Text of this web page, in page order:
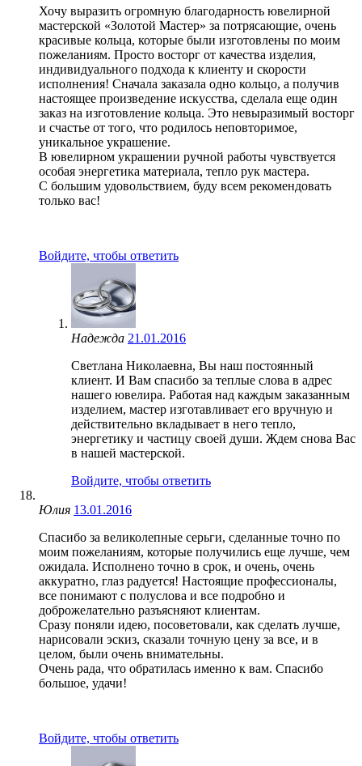
Хочу выразить огромную благодарность ювелирной
мастерской «Золотой Мастер» за потрясающие, очень
красивые кольца, которые были изготовлены по моим
пожеланиям. Просто восторг от качества изделия,
индивидуального подхода к клиенту и скорости
исполнения! Сначала заказала одно кольцо, а получив
настоящее произведение искусства, сделала еще один
заказ на изготовление кольца. Это невыразимый восторг
и счастье от того, что родилось неповторимое,
уникальное украшение.
В ювелирном украшении ручной работы чувствуется
особая энергетика материала, тепло рук мастера.
С большим удовольствием, буду всем рекомендовать
только вас!
Войдите, чтобы ответить
Надежда 21.01.2016
Светлана Николаевна, Вы наш постоянный
клиент. И Вам спасибо за теплые слова в адрес
нашего ювелира. Работая над каждым заказанным
изделием, мастер изготавливает его вручную и
действительно вкладывает в него тепло,
энергетику и частицу своей души. Ждем снова Вас
в нашей мастерской.
Войдите, чтобы ответить
Юлия 13.01.2016
Спасибо за великолепные серьги, сделанные точно по
моим пожеланиям, которые получились еще лучше, чем
ожидала. Исполнено точно в срок, и очень, очень
аккуратно, глаз радуется! Настоящие профессионалы,
все понимают с полуслова и все подробно и
доброжелательно разъясняют клиентам.
Сразу поняли идею, посоветовали, как сделать лучше,
нарисовали эскиз, сказали точную цену за все, и в
целом, были очень внимательны.
Очень рада, что обратилась именно к вам. Спасибо
большое, удачи!
Войдите, чтобы ответить